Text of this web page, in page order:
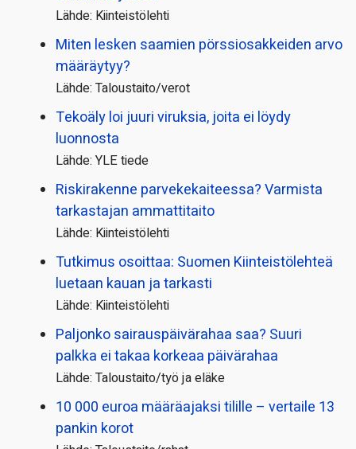
Lähde: Kiinteistölehti
Miten lesken saamien pörssi­osakkeiden arvo
määräytyy?
Lähde: Taloustaito/verot
Tekoäly loi juuri viruksia, joita ei löydy
luonnosta
Lähde: YLE tiede
Riskirakenne parvekekaiteessa? Varmista
tarkastajan ammattitaito
Lähde: Kiinteistölehti
Tutkimus osoittaa: Suomen Kiinteistölehteä
luetaan kauan ja tarkasti
Lähde: Kiinteistölehti
Paljonko sairauspäivä­rahaa saa? Suuri
palkka ei takaa korkeaa päivärahaa
Lähde: Taloustaito/työ ja eläke
10 000 euroa määräajaksi tilille – vertaile 13
pankin korot